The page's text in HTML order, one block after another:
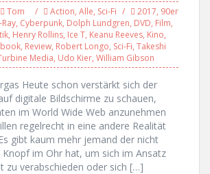
Tom Action, Alle, Sci-Fi 2017, 90er
, Cyberpunk, Dolph Lundgren, DVD, Film,
, Henry Rollins, Ice T, Keanu Reeves, Kino,
, Review, Robert Longo, Sci-Fi, Takeshi
Media, Udo Kier, William Gibson
Heute schon verstärkt sich der
digitale Bildschirme zu schauen,
im World Wide Web anzunehmen
regelrecht in eine andere Realität
gibt kaum mehr jemand der nicht
im Ohr hat, um sich im Ansatz
zu verabschieden oder sich […]